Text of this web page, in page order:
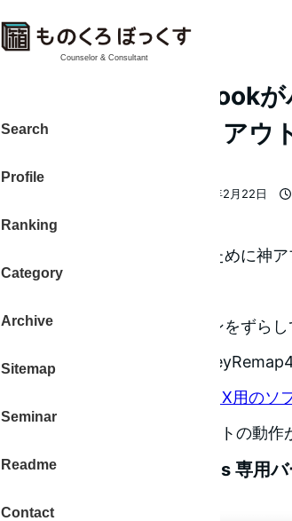
Counselor & Consultant
Search
Profile
Ranking
Category
Archive
Sitemap
Seminar
Readme
Contact
KeyRemap4MacBook
プデート。Orzレイアウ
2015年2月22日
者
Macで親指シフトを利用するために神
さらに、右手ホームポジションをずら
『Orzレイアウト』は、この
KeyRemap4MacBook – OS X用のソ
アップデート後のOrzレイアウトの動作
”Version 9.0.0”は Maverics 専用バ